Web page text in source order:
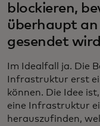
blockieren,
überhaupt
gesendet
Im Idealfall ja. Die
Infrastruktur erst
können. Die Idee
eine Infrastruktur
herauszufinden,